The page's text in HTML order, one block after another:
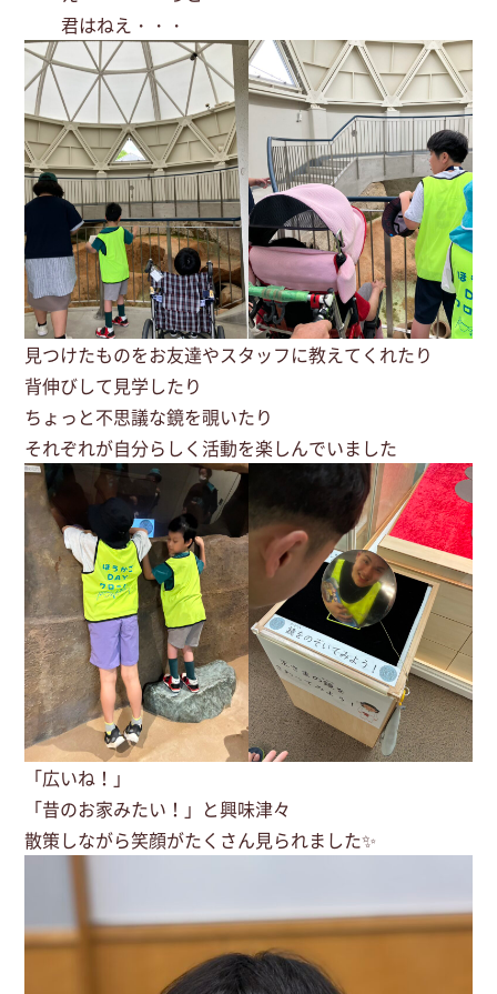
君はねえ・・・
見つけたものをお友達やスタッフに教えてくれたり
背伸びして見学したり
ちょっと不思議な鏡を覗いたり
それぞれが自分らしく活動を楽しんでいました
「広いね！」
「昔のお家みたい！」と興味津々
散策しながら笑顔がたくさん見られました✨